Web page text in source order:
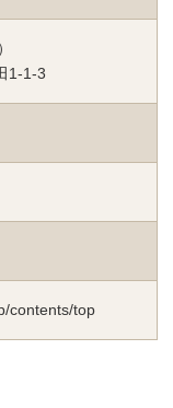
1-1-3
contents/top